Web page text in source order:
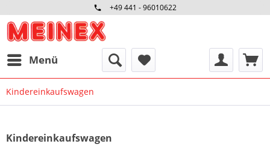
+49 441 - 96010622
Menü
Kindereinkaufswagen
Kindereinkaufswagen